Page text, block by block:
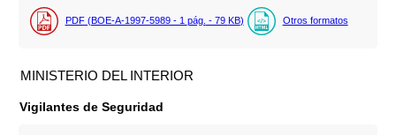
PDF (BOE-A-1997-5989 - 1 pág. - 79 KB) Otros formatos
MINISTERIO DEL INTERIOR
Vigilantes de Seguridad